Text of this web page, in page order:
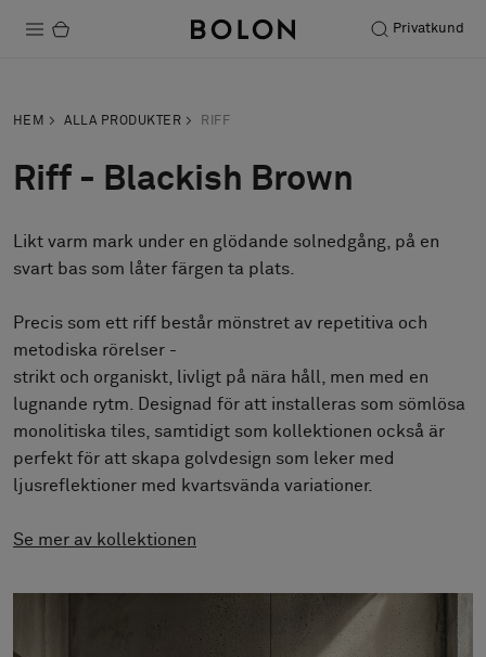
Privatkund
Hållbarhet
Installation
Designsamarbeten
FAQ
Om oss
Pattern Tile Tool
HEM ALLA PRODUKTER RIFF
Riff - Blackish Brown
Likt varm mark under en glödande solnedgång, på en
svart bas som låter färgen ta plats.
Precis som ett riff består mönstret av repetitiva och
metodiska rörelser -
strikt och organiskt, livligt på nära håll, men med en
lugnande rytm. Designad för att installeras som sömlösa
monolitiska tiles, samtidigt som kollektionen också är
perfekt för att skapa golvdesign som leker med
ljusreflektioner med kvartsvända variationer.
Se mer av kollektionen